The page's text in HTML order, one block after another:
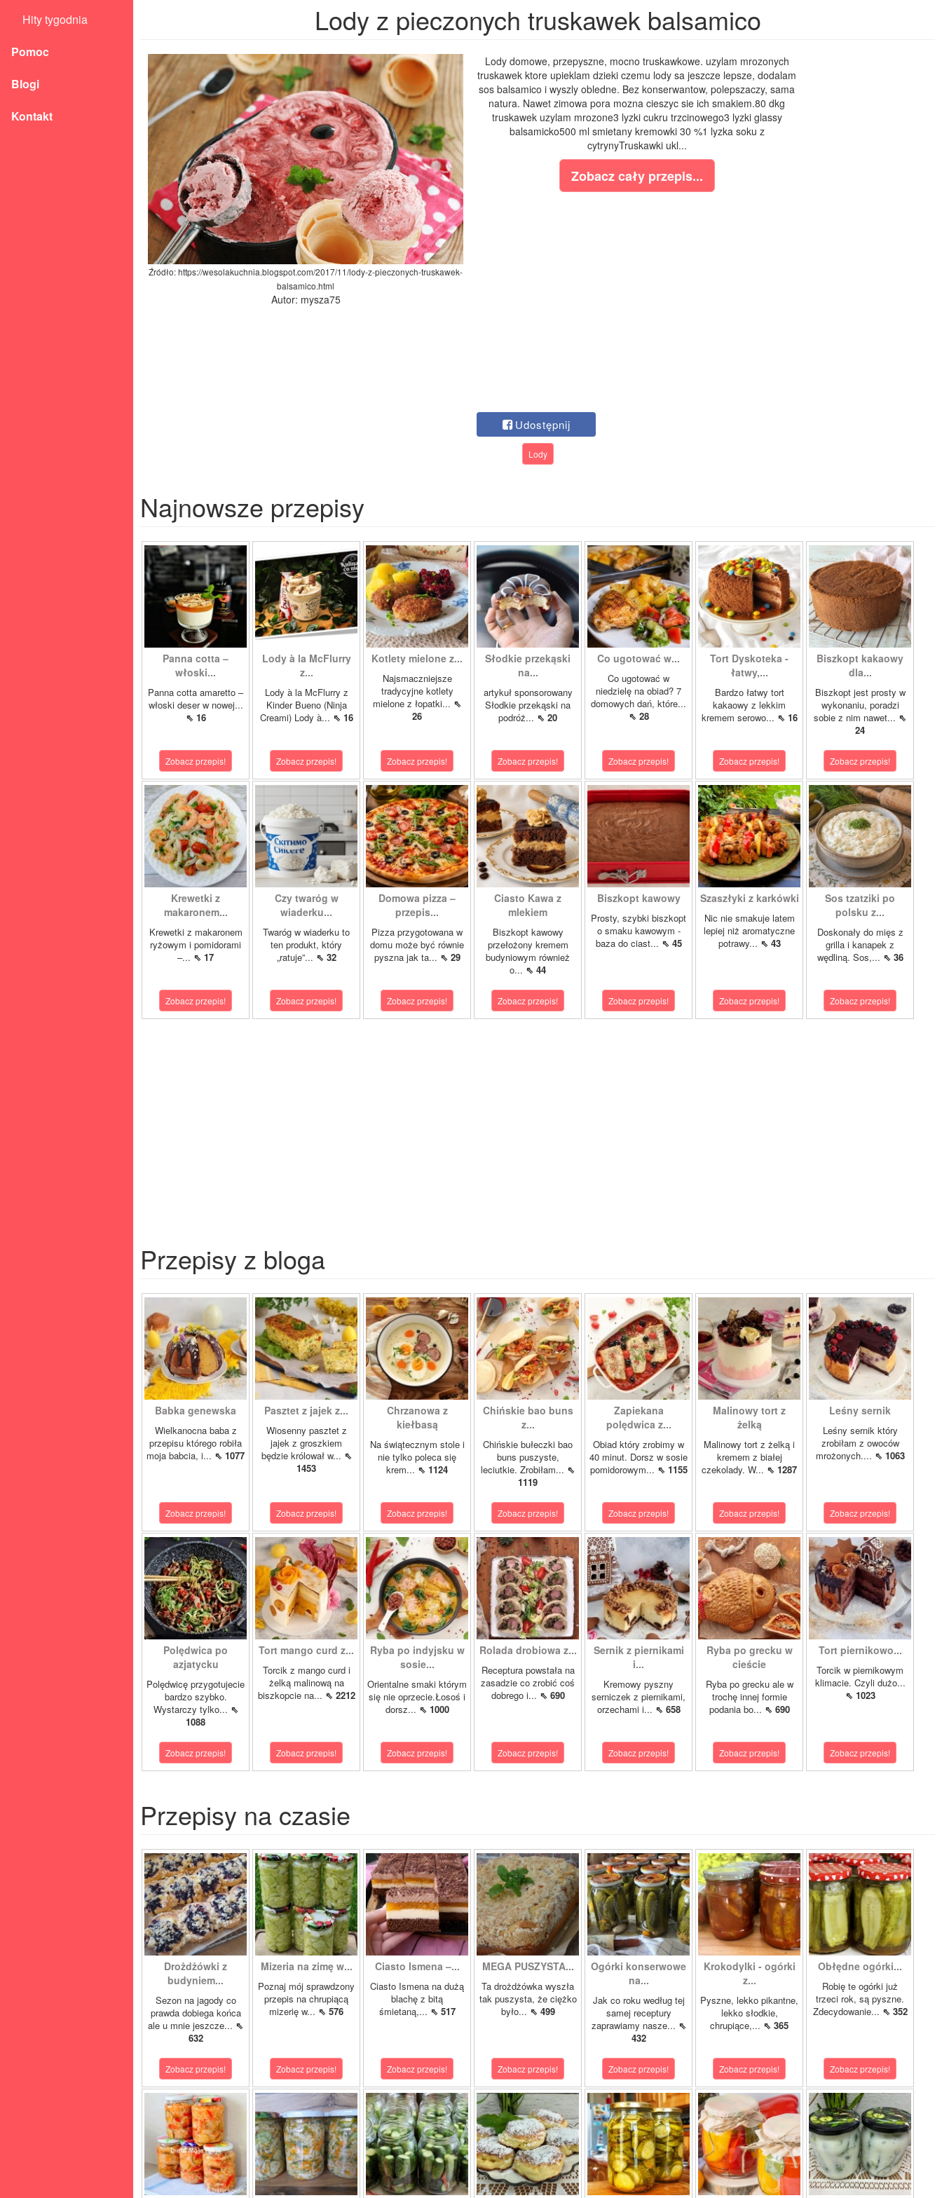
Hity tygodnia
Pomoc
Blogi
Kontakt
Lody z pieczonych truskawek balsamico
Źródło: https://wesolakuchnia.blogspot.com/2017/11/lody-z-pieczonych-truskawek-
balsamico.html
Autor: mysza75
Lody domowe, przepyszne, mocno truskawkowe. uzylam mrozonych
truskawek ktore upieklam dzieki czemu lody sa jeszcze lepsze, dodalam
sos balsamico i wyszly obledne. Bez konserwantow, polepszaczy, sama
natura. Nawet zimowa pora mozna cieszyc sie ich smakiem.80 dkg
truskawek uzylam mrozone3 lyzki cukru trzcinowego3 lyzki glassy
balsamicko500 ml smietany kremowki 30 %1 lyzka soku z
cytrynyTruskawki ukl...
Zobacz cały przepis...
Udostępnij
Lody
Najnowsze przepisy
Panna cotta –
włoski...
Panna cotta amaretto –
włoski deser w nowej...
⇖ 16
Zobacz przepis!
Lody à la McFlurry
z...
Lody à la McFlurry z
Kinder Bueno (Ninja
Creami) Lody à... ⇖ 16
Zobacz przepis!
Kotlety mielone z...
Najsmaczniejsze
tradycyjne kotlety
mielone z łopatki... ⇖
26
Zobacz przepis!
Słodkie przekąski
na...
artykuł sponsorowany
Słodkie przekąski na
podróż... ⇖ 20
Zobacz przepis!
Co ugotować w...
Co ugotować w
niedzielę na obiad? 7
domowych dań, które...
⇖ 28
Zobacz przepis!
Tort Dyskoteka -
łatwy,...
Bardzo łatwy tort
kakaowy z lekkim
kremem serowo... ⇖ 16
Zobacz przepis!
Biszkopt kakaowy
dla...
Biszkopt jest prosty w
wykonaniu, poradzi
sobie z nim nawet... ⇖
24
Zobacz przepis!
Krewetki z
makaronem...
Krewetki z makaronem
ryżowym i pomidorami
–... ⇖ 17
Zobacz przepis!
Czy twaróg w
wiaderku...
Twaróg w wiaderku to
ten produkt, który
„ratuje”... ⇖ 32
Zobacz przepis!
Domowa pizza –
przepis...
Pizza przygotowana w
domu może być równie
pyszna jak ta... ⇖ 29
Zobacz przepis!
Ciasto Kawa z
mlekiem
Biszkopt kawowy
przełożony kremem
budyniowym również
o... ⇖ 44
Zobacz przepis!
Biszkopt kawowy
Prosty, szybki biszkopt
o smaku kawowym -
baza do ciast... ⇖ 45
Zobacz przepis!
Szaszłyki z karkówki
Nic nie smakuje latem
lepiej niż aromatyczne
potrawy... ⇖ 43
Zobacz przepis!
Sos tzatziki po
polsku z...
Doskonały do mięs z
grilla i kanapek z
wędliną. Sos,... ⇖ 36
Zobacz przepis!
Przepisy z bloga
Babka genewska
Wielkanocna baba z
przepisu którego robiła
moja babcia, i... ⇖ 1077
Zobacz przepis!
Pasztet z jajek z...
Wiosenny pasztet z
jajek z groszkiem
będzie królował w... ⇖
1453
Zobacz przepis!
Chrzanowa z
kiełbasą
Na świątecznym stole i
nie tylko poleca się
krem... ⇖ 1124
Zobacz przepis!
Chińskie bao buns
z...
Chińskie bułeczki bao
buns puszyste,
leciutkie. Zrobiłam... ⇖
1119
Zobacz przepis!
Zapiekana
polędwica z...
Obiad który zrobimy w
40 minut. Dorsz w sosie
pomidorowym... ⇖ 1155
Zobacz przepis!
Malinowy tort z
żelką
Malinowy tort z żelką i
kremem z białej
czekolady. W... ⇖ 1287
Zobacz przepis!
Leśny sernik
Leśny sernik który
zrobiłam z owoców
mrożonych.... ⇖ 1063
Zobacz przepis!
Polędwica po
azjatycku
Polędwicę przygotujecie
bardzo szybko.
Wystarczy tylko... ⇖
1088
Zobacz przepis!
Tort mango curd z...
Torcik z mango curd i
żelką malinową na
biszkopcie na... ⇖ 2212
Zobacz przepis!
Ryba po indyjsku w
sosie...
Orientalne smaki którym
się nie oprzecie.Łosoś i
dorsz... ⇖ 1000
Zobacz przepis!
Rolada drobiowa z...
Receptura powstała na
zasadzie co zrobić coś
dobrego i... ⇖ 690
Zobacz przepis!
Sernik z piernikami
i...
Kremowy pyszny
serniczek z piernikami,
orzechami i... ⇖ 658
Zobacz przepis!
Ryba po grecku w
cieście
Ryba po grecku ale w
trochę innej formie
podania bo... ⇖ 690
Zobacz przepis!
Tort piernikowo...
Torcik w piernikowym
klimacie. Czyli dużo...
⇖ 1023
Zobacz przepis!
Przepisy na czasie
Drożdżówki z
budyniem...
Sezon na jagody co
prawda dobiega końca
ale u mnie jeszcze... ⇖
632
Zobacz przepis!
Mizeria na zimę w...
Poznaj mój sprawdzony
przepis na chrupiącą
mizerię w... ⇖ 576
Zobacz przepis!
Ciasto Ismena –...
Ciasto Ismena na dużą
blachę z bitą
śmietaną,... ⇖ 517
Zobacz przepis!
MEGA PUSZYSTA...
Ta drożdżówka wyszła
tak puszysta, że ciężko
było... ⇖ 499
Zobacz przepis!
Ogórki konserwowe
na...
Jak co roku według tej
samej receptury
zaprawiamy nasze... ⇖
432
Zobacz przepis!
Krokodylki - ogórki
z...
Pyszne, lekko pikantne,
lekko słodkie,
chrupiące,... ⇖ 365
Zobacz przepis!
Obłędne ogórki...
Robię te ogórki już
trzeci rok, są pyszne.
Zdecydowanie... ⇖ 352
Zobacz przepis!